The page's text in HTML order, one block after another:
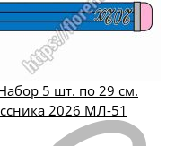
5 шт. по 29 см.
2026 МЛ-51